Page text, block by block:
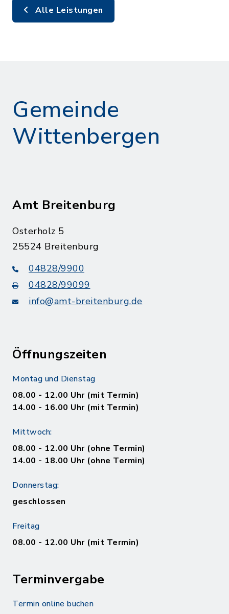
Alle Leistungen
Gemeinde
Wittenbergen
Amt Breitenburg
Osterholz 5
25524 Breitenburg
04828/9900
04828/99099
info@amt-breitenburg.de
Öffnungszeiten
Montag und Dienstag
08.00 - 12.00 Uhr (mit Termin)
14.00 - 16.00 Uhr (mit Termin)
Mittwoch:
08.00 - 12.00 Uhr (ohne Termin)
14.00 - 18.00 Uhr (ohne Termin)
Donnerstag:
geschlossen
Freitag
08.00 - 12.00 Uhr (mit Termin)
Terminvergabe
Termin online buchen